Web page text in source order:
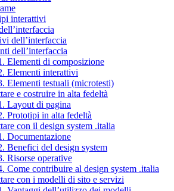
interattivi
dell’interfaccia
dell’interfaccia
Elementi di composizione
Elementi interattivi
Elementi testuali (microtesti)
e costruire in alta fedeltà
Layout di pagina
Prototipi in alta fedeltà
con il design system .italia
Documentazione
Benefici del design system
Risorse operative
Come contribuire al design system .italia
con i modelli di sito e servizi